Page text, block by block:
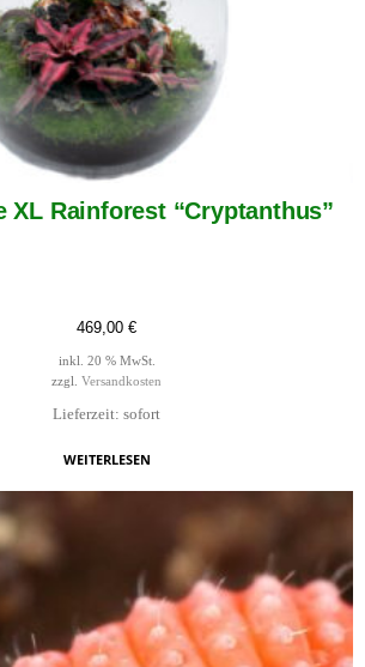
XL Rainforest “Cryptanthus”
469,00€
inkl. 20 % MwSt.
zzgl.Versandkosten
Lieferzeit: sofort
WEITERLESEN